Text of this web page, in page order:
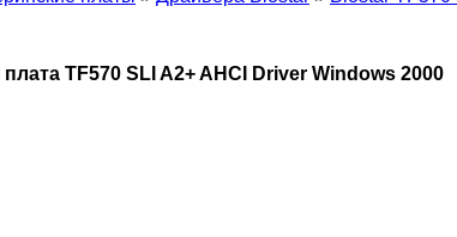
TF570 SLI A2+ AHCI Driver Windows 2000